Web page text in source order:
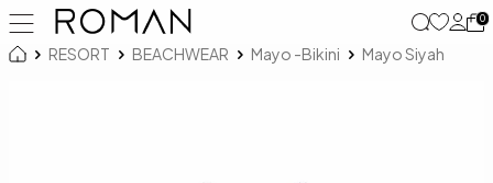
0
RESORT BEACHWEAR Mayo -Bikini Mayo Siyah